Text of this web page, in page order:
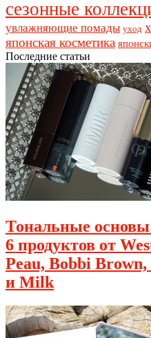
сезонные
увлажняющие помады уход
японская косметика
Последние статьи
Тональные основы
6 продуктов от
Peau, Bobbi
и Milk